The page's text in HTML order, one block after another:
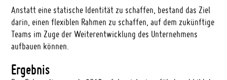
Anstatt eine statische Identität zu schaffen, bestand das Ziel
darin, einen flexiblen Rahmen zu schaffen, auf dem zukünftige
Teams im Zuge der Weiterentwicklung des Unternehmens
aufbauen können.
Ergebnis